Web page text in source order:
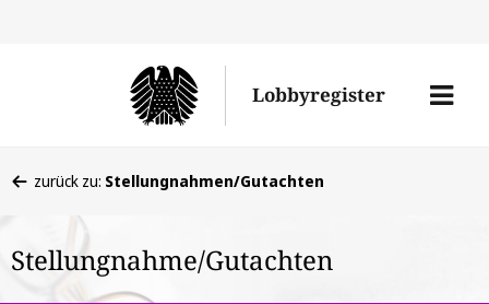
Lobbyregister
Menü
befinden
hier:
zurück zu: Stellungnahmen/Gutachten
Stellungnahme/Gutachten